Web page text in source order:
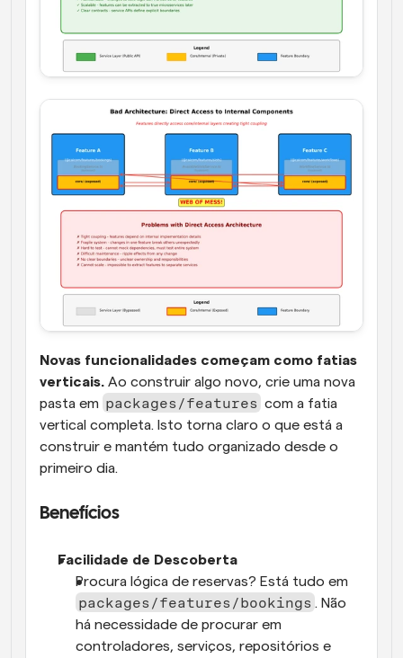
Novas funcionalidades começam como fatias
verticais. Ao construir algo novo, crie uma nova
pasta em packages/features com a fatia
vertical completa. Isto torna claro o que está a
construir e mantém tudo organizado desde o
primeiro dia.
Benefícios
Facilidade de Descoberta
packages/features/bookings . Não
há necessidade de procurar em
controladores, serviços, repositórios e